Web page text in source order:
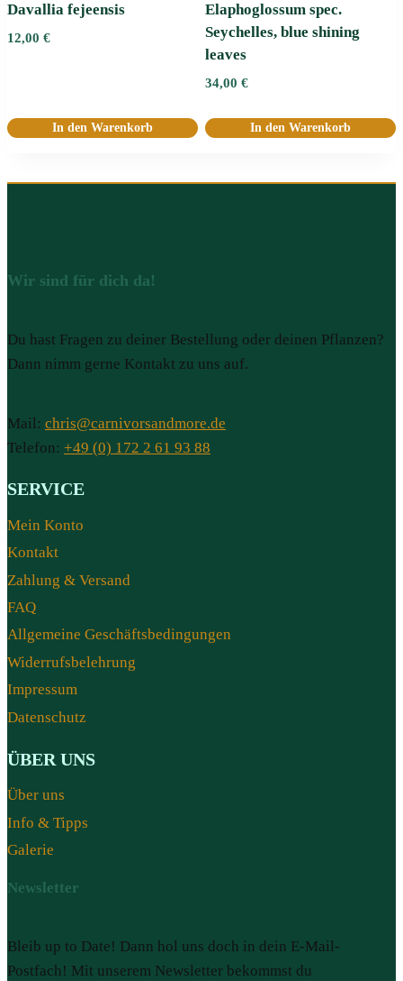
Davallia fejeensis
12,00 €
In den Warenkorb
Elaphoglossum spec.
Seychelles, blue shining
leaves
34,00 €
In den Warenkorb
Wir sind für dich da!
Du hast Fragen zu deiner Bestellung oder deinen Pflanzen?
Dann nimm gerne Kontakt zu uns auf.
Mail: chris@carnivorsandmore.de
Telefon: +49 (0) 172 2 61 93 88
SERVICE
Mein Konto
Kontakt
Zahlung & Versand
FAQ
Allgemeine Geschäftsbedingungen
Widerrufsbelehrung
Impressum
Datenschutz
ÜBER UNS
Über uns
Info & Tipps
Galerie
Newsletter
Bleib up to Date! Dann hol uns doch in dein E-Mail-
Postfach! Mit unserem Newsletter bekommst du